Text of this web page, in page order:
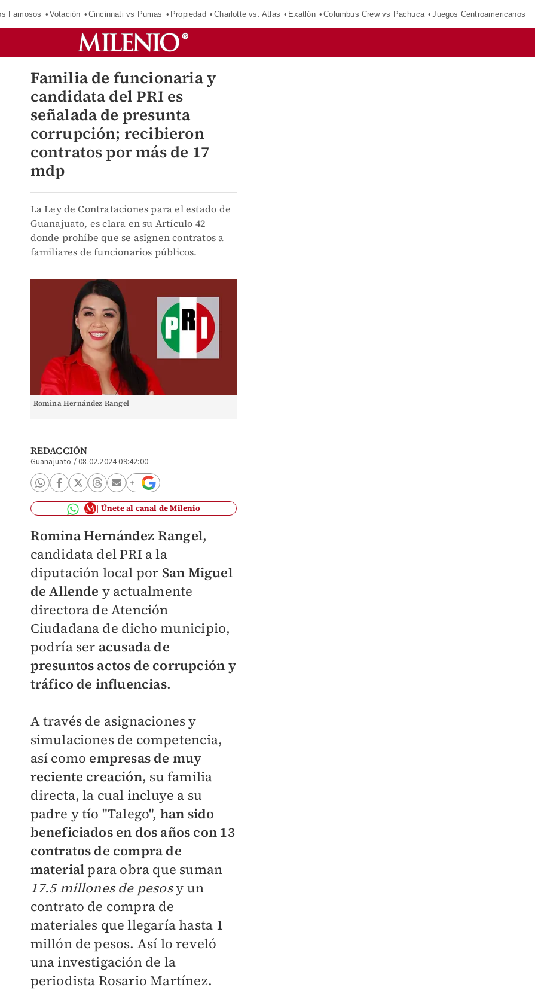
Famosos Votación Cincinnati vs Pumas Propiedad Charlotte vs. Atlas Exatlón Columbus Crew vs Pachuca Juegos Centroamericanos
Familia de funcionaria y
candidata del PRI es
señalada de presunta
corrupción; recibieron
contratos por más de 17
mdp
La Ley de Contrataciones para el estado de
Guanajuato, es clara en su Artículo 42
donde prohíbe que se asignen contratos a
familiares de funcionarios públicos.
Romina Hernández Rangel
REDACCIÓN
Guanajuato /08.02.2024 09:42:00
Únete al canal de Milenio
Romina Hernández Rangel,
candidata del PRI a la
diputación local por San Miguel
de Allende y actualmente
directora de Atención
Ciudadana de dicho municipio,
podría ser acusada de
presuntos actos de corrupción y
tráfico de influencias.
A través de asignaciones y
simulaciones de competencia,
así como empresas de muy
reciente creación, su familia
directa, la cual incluye a su
padre y tío "Talego", han sido
beneficiados en dos años con 13
contratos de compra de
material para obra que suman
17.5 millones de pesosy un
contrato de compra de
materiales que llegaría hasta 1
millón de pesos. Así lo reveló
una investigación de la
periodista Rosario Martínez.